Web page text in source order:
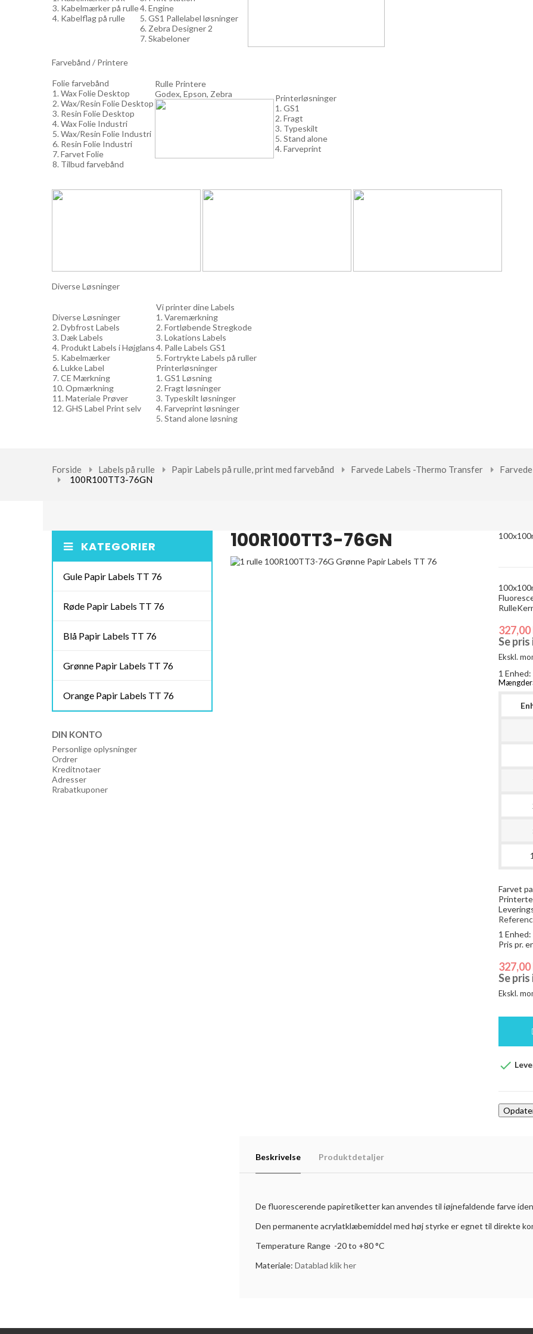
3. Kabelmærker på rulle
4. Kabelflag på rulle
4. Engine
5. GS1 Pallelabel løsninger
6. Zebra Designer 2
7. Skabeloner
Farvebånd / Printere
Folie farvebånd
1. Wax Folie Desktop
2. Wax/Resin Folie Desktop
3. Resin Folie Desktop
4. Wax Folie Industri
5. Wax/Resin Folie Industri
6. Resin Folie Industri
7. Farvet Folie
8. Tilbud farvebånd
Rulle Printere
Godex, Epson, Zebra
Printerløsninger
1. GS1
2. Fragt
3. Typeskilt
5. Stand alone
4. Farveprint
Diverse Løsninger
Diverse Løsninger
2. Dybfrost Labels
3. Dæk Labels
4. Produkt Labels i Højglans
5. Kabelmærker
6. Lukke Label
7. CE Mærkning
10. Opmærkning
11. Materiale Prøver
12. GHS Label Print selv
Vi printer dine Labels
1. Varemærkning
2. Fortløbende Stregkode
3. Lokations Labels
4. Palle Labels GS1
5. Fortrykte Labels på ruller
Printerløsninger
1. GS1 Løsning
2. Fragt løsninger
3. Typeskilt løsninger
4. Farveprint løsninger
5. Stand alone løsning
Forside Labels på rulle Papir Labels på rulle, print med farvebånd Farvede Labels -Thermo Transfer
100R100TT3-76GN
KATEGORIER
Gule Papir Labels TT 76
Røde Papir Labels TT 76
Blå Papir Labels TT 76
Grønne Papir Labels TT 76
Orange Papir Labels TT 76
DIN KONTO
Personlige oplysninger
Ordrer
Kreditnotaer
Adresser
Rrabatkuponer
100R100TT3-76GN
327,00
Se pris
Ekskl.
1 Enhed:
Farvet
1 Enhed:
Pris pr.
327,00
Se pris
Ekskl.

Beskrivelse Produktdetaljer
De fluorescerende papiretiketter kan anvendes til iøjnefaldende farve
Den permanente acrylatklæbemiddel med høj styrke er egnet til direkte
Temperature Range -20 to +80 °C
Materiale: Datablad klik her